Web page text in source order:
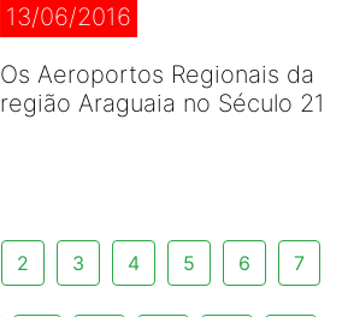
13/06/2016
Os Aeroportos Regionais da
região Araguaia no Século 21
2 3 4 5 6 7